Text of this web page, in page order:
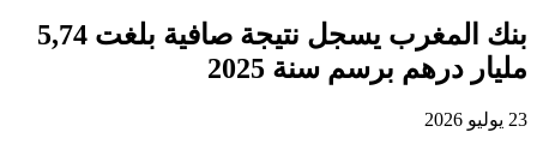
بنك المغرب يسجل نتيجة صافية بلغت 5,74
مليار درهم برسم سنة 2025
23 يوليو 2026